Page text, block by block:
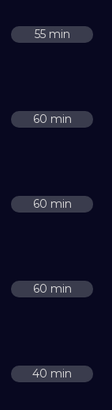
55 min
60 min
60 min
60 min
40 min